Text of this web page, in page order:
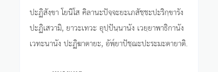
ปะฏิสังฺขา โยนิโส คิลานะปัจฺจะยะเภสัชฺชะปะริกฺขารัง
ปะฏิเสวามิ, ยาวะเทวะ อุปฺปันฺนานัง เวยฺยาพาธิกานัง
เวทะนานัง ปะฏิฆาตายะ, อัพฺ๎ยาปัชฺฌะปะระมะตายาติ.